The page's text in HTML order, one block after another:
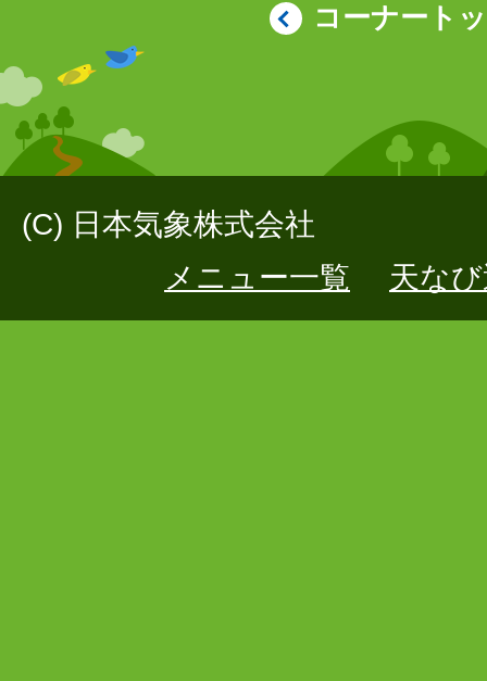
コーナート
(C) 日本気象株式会社
メニュー一覧
天な